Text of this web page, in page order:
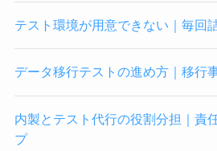
テスト環境が用意できない｜毎回
データ移行テストの進め方｜移行
内製とテスト代行の役割分担｜責
プ